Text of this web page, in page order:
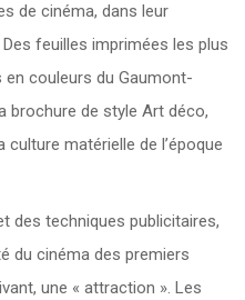
de cinéma, dans leur
feuilles imprimées les plus
couleurs du Gaumont-
brochure de style Art déco,
matérielle de l’époque
des techniques publicitaires,
du cinéma des premiers
une « attraction ». Les